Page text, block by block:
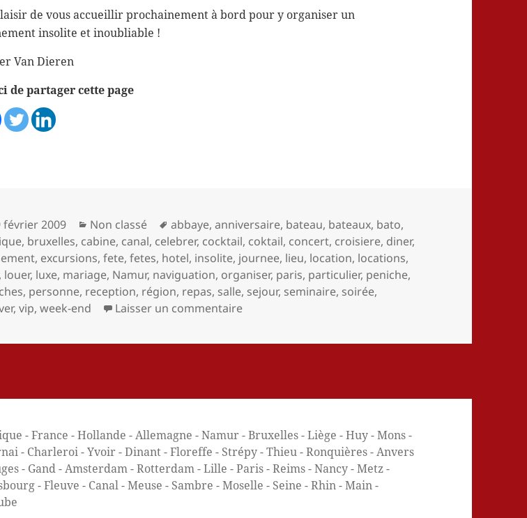
de vous accueillir prochainement à bord pour y organiser un
insolite et inoubliable !
Van Dieren
de partager cette page
février 2009 Catégories
Non classé
Mots-
clés
abbaye,anniversaire, bateau, bateaux, bato,
, bruxelles, cabine, canal, celebrer, cocktail, coktail, concert, croisiere, diner,
, excursions,fete,fetes, hotel, insolite, journee, lieu, location, locations,
, louer, luxe, mariage, Namur, naviguation, organiser, paris, particulier, peniche,
, personne, reception, région, repas, salle, sejour, seminaire, soirée,
,vip,week-end Laisser un commentairesur Location d’une péniche à Namur en Belgique –
- France - Hollande - Allemagne - Namur - Bruxelles - Liège - Huy - Mons -
- Charleroi - Yvoir - Dinant - Floreffe - Strépy - Thieu - Ronquières - Anvers
- Gand - Amsterdam - Rotterdam - Lille - Paris - Reims - Nancy - Metz -
- Fleuve - Canal - Meuse - Sambre - Moselle - Seine - Rhin - Main -